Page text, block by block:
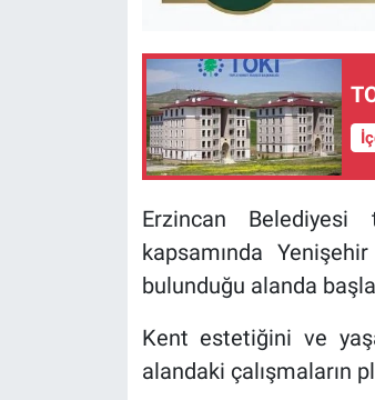
Erzincan Belediyesi
kapsamında
bulunduğu alanda
Kent estetiğini ve
alandaki çalışmaların
KÜLTÜR-SANAT
Yerel Haber
RESMİ İLAN